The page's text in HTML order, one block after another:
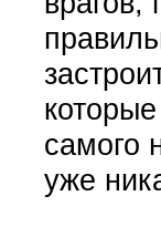
самого
уже